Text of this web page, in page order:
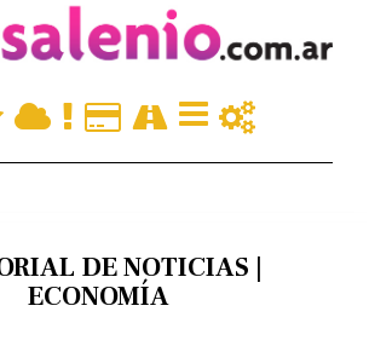
DE NOTICIAS |
ECONOMÍA